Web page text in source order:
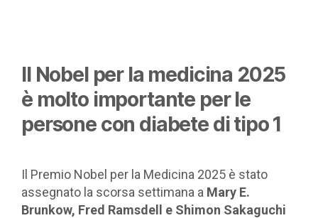
Il Nobel per la medicina 2025
è molto importante per le
persone con diabete di tipo 1
Il Premio Nobel per la Medicina 2025 è stato
assegnato la scorsa settimana a Mary E.
Brunkow, Fred Ramsdell e Shimon Sakaguchi